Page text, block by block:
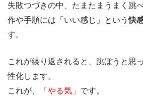
失敗つづきの中、たまたまうまく跳
作や手順には「いい感じ」という快
す。
これが繰り返されると、跳ぼうと思
性化します。
これが、
「やる気」 です。